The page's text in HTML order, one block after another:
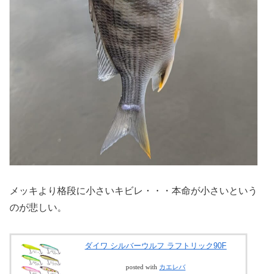
メッキより格段に小さいキビレ・・・本命が小さいという
のが悲しい。
ダイワ シルバーウルフ ラフトリック90F
posted with カエレバ